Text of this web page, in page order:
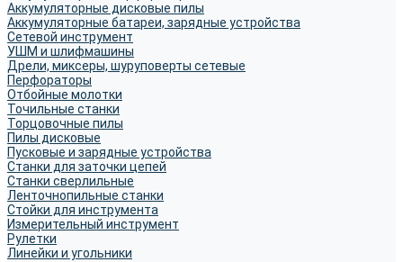
Аккумуляторные дисковые пилы
Аккумуляторные батареи, зарядные устройства
Сетевой инструмент
УШМ и шлифмашины
Дрели, миксеры, шуруповерты сетевые
Перфораторы
Отбойные молотки
Точильные станки
Торцовочные пилы
Пилы дисковые
Пусковые и зарядные устройства
Станки для заточки цепей
Станки сверлильные
Ленточнопильные станки
Стойки для инструмента
Измерительный инструмент
Рулетки
Линейки и угольники